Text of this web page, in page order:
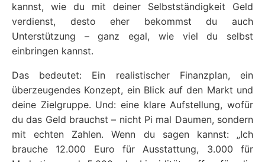
kannst, wie du mit deiner Selbstständigkeit Geld
verdienst, desto eher bekommst du auch
Unterstützung – ganz egal, wie viel du selbst
einbringen kannst.
Das bedeutet: Ein realistischer Finanzplan, ein
überzeugendes Konzept, ein Blick auf den Markt und
deine Zielgruppe. Und: eine klare Aufstellung, wofür
du das Geld brauchst – nicht Pi mal Daumen, sondern
mit echten Zahlen. Wenn du sagen kannst: „Ich
brauche 12.000 Euro für Ausstattung, 3.000 für